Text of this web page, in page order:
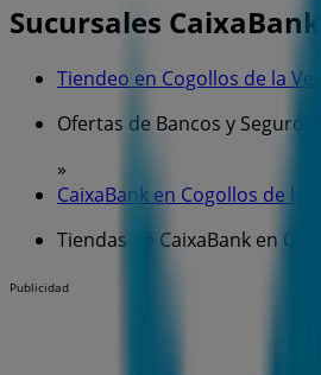
Sucursales
Tiendeo en Cogollos de la Vega
Ofertas de Bancos y
»
CaixaBank en Cogollos de la
Tiendas de CaixaBank en
Publicidad